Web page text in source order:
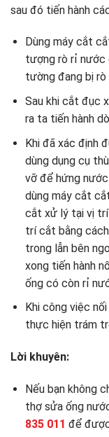
sau đó tiến hành
Dùng máy cắt
tượng rò rỉ nước
tường đang bị
Sau khi cắt đục
ra ta tiến hành
Khi đã xác định
dùng dụng cụ
vỡ để hứng
dùng máy cắt
cắt xử lý tại vị trí
trí cắt bằng
trong lẫn bên
xong tiến hành
ống có còn rỉ
Khi công việc
thực hiện trám
Lời khuyên:
Nếu bạn không
thợ sửa ống
835 011 để